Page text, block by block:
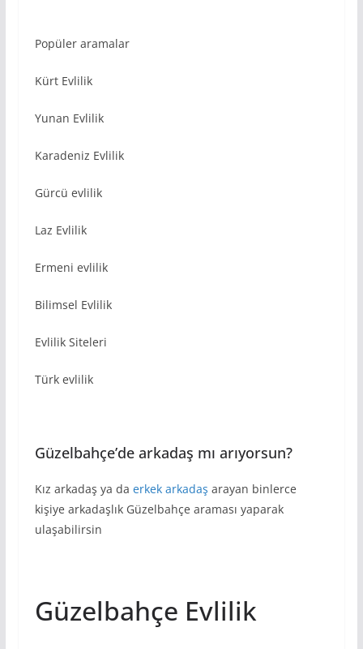
Popüler aramalar
Kürt Evlilik
Yunan Evlilik
Karadeniz Evlilik
Gürcü evlilik
Laz Evlilik
Ermeni evlilik
Bilimsel Evlilik
Evlilik Siteleri
Türk evlilik
Güzelbahçe’de arkadaş mı arıyorsun?
Kız arkadaş ya da erkek arkadaş arayan binlerce
kişiye arkadaşlık Güzelbahçe araması yaparak
ulaşabilirsin
Güzelbahçe Evlilik